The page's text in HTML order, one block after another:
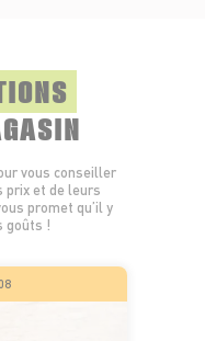
vous conseiller
prix et de leurs
promet qu’il y
goûts !